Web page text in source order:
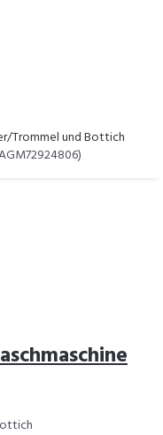
Trommel und Bottich